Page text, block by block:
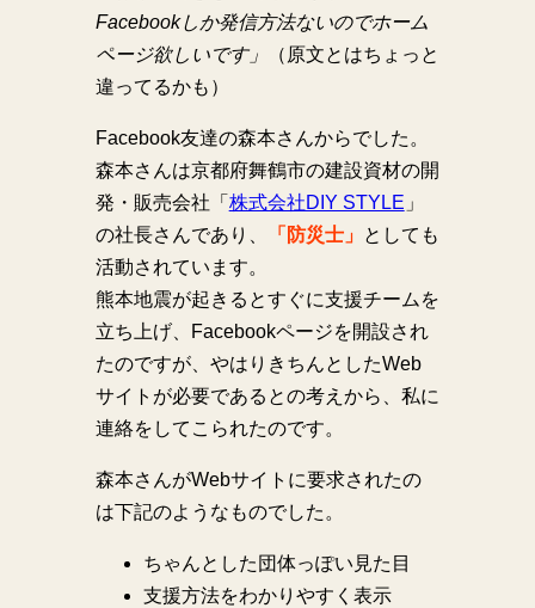
Facebookしか発信方法ないのでホーム
ページ欲しいです」
（原文とはちょっと
違ってるかも）
Facebook友達の森本さんからでした。
森本さんは京都府舞鶴市の建設資材の開
発・販売会社「 株式会社DIY STYLE 」
の社長さんであり、
「防災士」 としても
活動されています。
熊本地震が起きるとすぐに支援チームを
立ち上げ、Facebookページを開設され
たのですが、やはりきちんとしたWeb
サイトが必要であるとの考えから、私に
連絡をしてこられたのです。
森本さんがWebサイトに要求されたの
は下記のようなものでした。
ちゃんとした団体っぽい見た目
支援方法をわかりやすく表示